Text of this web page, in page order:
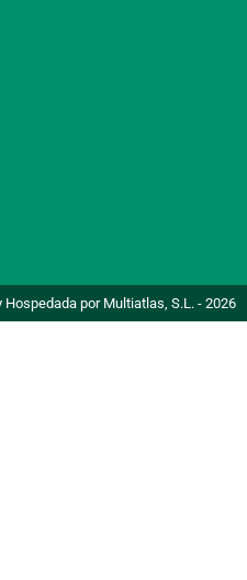
por Multiatlas, S.L. - 2026